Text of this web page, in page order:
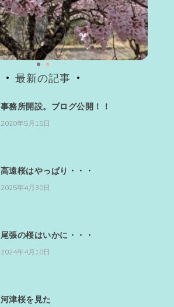
最新の記事
事務所開設。ブログ公開！！
2020年5月15日
高遠桜はやっぱり・・・
2025年4月30日
尾張の桜はいかに・・・
2024年4月10日
河津桜を見た